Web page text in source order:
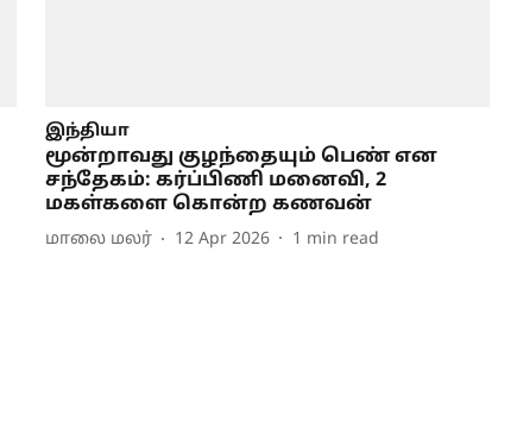
இந்தியா
மூன்றாவது குழந்தையும் பெண் என
சந்தேகம்: கர்ப்பிணி மனைவி, 2
மகள்களை கொன்ற கணவன்
மாலை மலர் 12 Apr 2026 1 min read